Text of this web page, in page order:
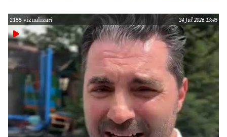
2155 vizualizari 24 Jul 2026 13:45